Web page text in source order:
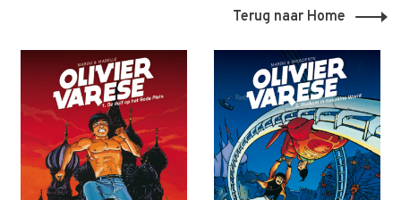
Terug naar Home